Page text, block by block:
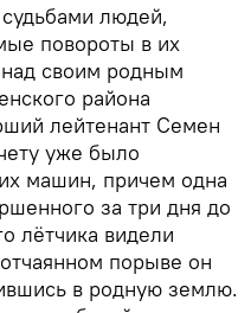
людей,
повороты в их
над своим родным
района
лейтенант Семен
уже было
машин, причем одна
за три дня до
лётчика видели
порыве он
в родную землю.